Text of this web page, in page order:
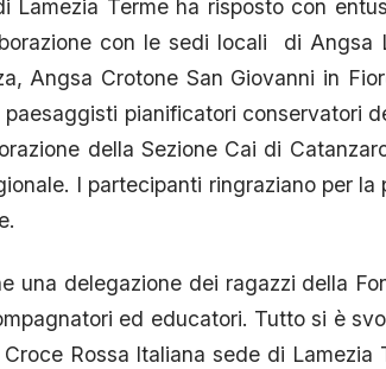
Lamezia Terme ha risposto con
con le sedi locali di Angsa
Angsa Crotone San Giovanni in
pianificatori conservatori
della Sezione Cai di
I partecipanti ringraziano per
una delegazione dei ragazzi della
ed educatori. Tutto si è
Rossa Italiana sede di